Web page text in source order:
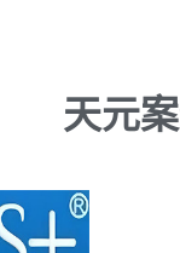
天元